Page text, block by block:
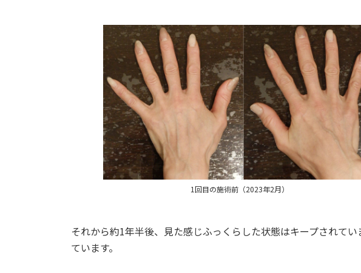
1回目の施術前（2023年2月）
それから約1年半後、見た感じふっくらした状態はキープされて
ています。